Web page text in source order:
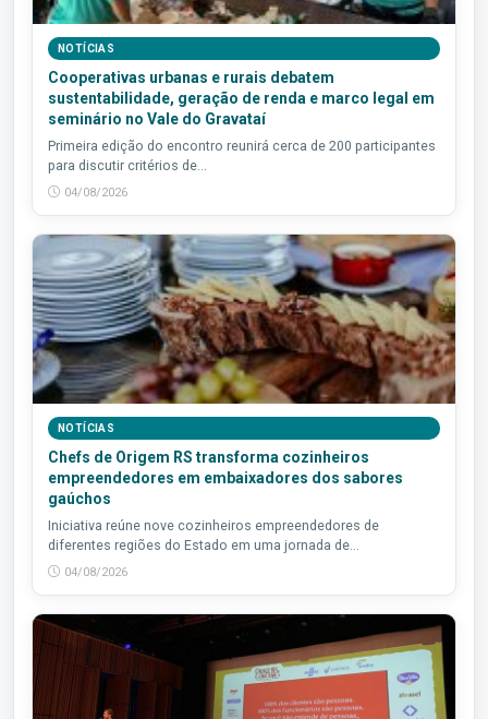
NOTÍCIAS
Cooperativas urbanas e rurais debatem
sustentabilidade, geração de renda e marco legal em
seminário no Vale do Gravataí
Primeira edição do encontro reunirá cerca de 200 participantes
para discutir critérios de...
04/08/2026
NOTÍCIAS
Chefs de Origem RS transforma cozinheiros
empreendedores em embaixadores dos sabores
gaúchos
Iniciativa reúne nove cozinheiros empreendedores de
diferentes regiões do Estado em uma jornada de...
04/08/2026